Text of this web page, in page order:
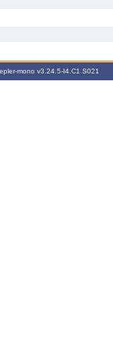
mono v3.24.5-I4.C1.S021